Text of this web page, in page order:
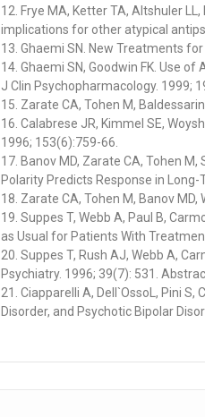
12. Frye MA, Ketter TA, Altshuler
implications for other atypical
13. Ghaemi SN. New Treatments
14. Ghaemi SN, Goodwin FK. Use
J Clin Psychopharmacology. 1999;
15. Zarate CA, Tohen M,
16. Calabrese JR, Kimmel SE,
1996; 153(6):759-66.
17. Banov MD, Zarate CA, Tohen
Polarity Predicts Response in Long-
18. Zarate CA, Tohen M, Banov
19. Suppes T, Webb A, Paul B,
as Usual for Patients With
20. Suppes T, Rush AJ, Webb A,
Psychiatry. 1996; 39(7): 531.
21. Ciapparelli A, Dell`OssoL, Pini
Disorder, and Psychotic Bipolar